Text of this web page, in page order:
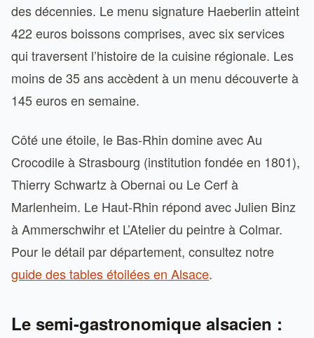
des décennies. Le menu signature Haeberlin atteint
422 euros boissons comprises, avec six services
qui traversent l’histoire de la cuisine régionale. Les
moins de 35 ans accèdent à un menu découverte à
145 euros en semaine.
Côté une étoile, le Bas-Rhin domine avec Au
Crocodile à Strasbourg (institution fondée en 1801),
Thierry Schwartz à Obernai ou Le Cerf à
Marlenheim. Le Haut-Rhin répond avec Julien Binz
à Ammerschwihr et L’Atelier du peintre à Colmar.
Pour le détail par département, consultez notre
guide des tables étoilées en Alsace.
Le semi-gastronomique alsacien :